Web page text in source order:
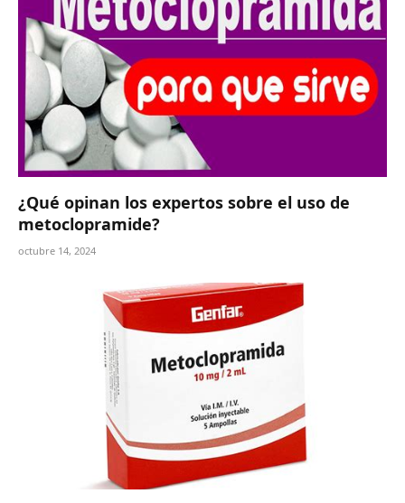
¿Qué opinan los expertos sobre el uso de
metoclopramide?
octubre 14, 2024